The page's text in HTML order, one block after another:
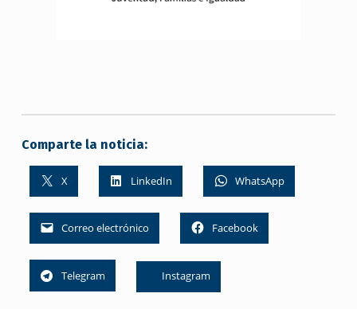
Comparte la noticia:
X LinkedIn WhatsApp
Correo electrónico Facebook
Telegram Instagram